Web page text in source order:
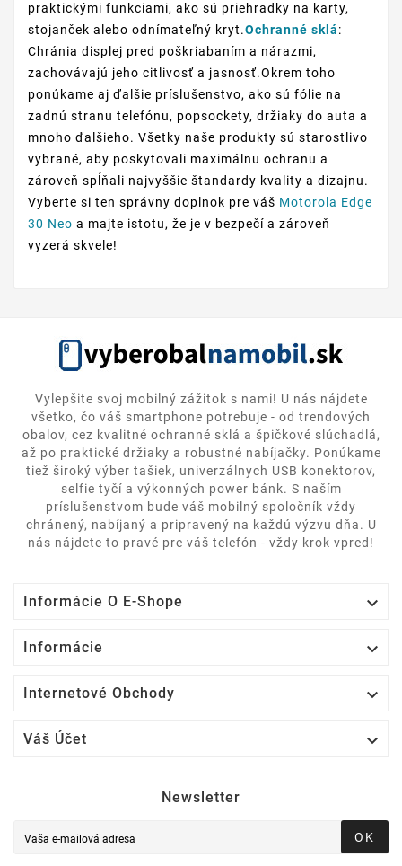
praktickými funkciami, ako sú priehradky na karty,
stojanček alebo odnímateľný kryt.Ochranné sklá:
Chránia displej pred poškriabaním a nárazmi,
zachovávajú jeho citlivosť a jasnosť.Okrem toho
ponúkame aj ďalšie príslušenstvo, ako sú fólie na
zadnú stranu telefónu, popsockety, držiaky do auta a
mnoho ďalšieho. Všetky naše produkty sú starostlivo
vybrané, aby poskytovali maximálnu ochranu a
zároveň spĺňali najvyššie štandardy kvality a dizajnu.
Vyberte si ten správny doplnok pre váš Motorola Edge
30 Neo a majte istotu, že je v bezpečí a zároveň
vyzerá skvele!
Vylepšite svoj mobilný zážitok s nami! U nás nájdete
všetko, čo váš smartphone potrebuje - od trendových
obalov, cez kvalitné ochranné sklá a špičkové slúchadlá,
až po praktické držiaky a robustné nabíjačky. Ponúkame
tiež široký výber tašiek, univerzálnych USB konektorov,
selfie tyčí a výkonných power bánk. S naším
príslušenstvom bude váš mobilný spoločník vždy
chránený, nabíjaný a pripravený na každú výzvu dňa. U
nás nájdete to pravé pre váš telefón - vždy krok vpred!
Informácie O E-Shope 
Informácie 
Internetové Obchody 
Váš Účet 
Newsletter
OK